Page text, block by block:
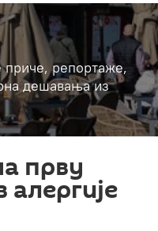
репортаже,
дешавања из
прву